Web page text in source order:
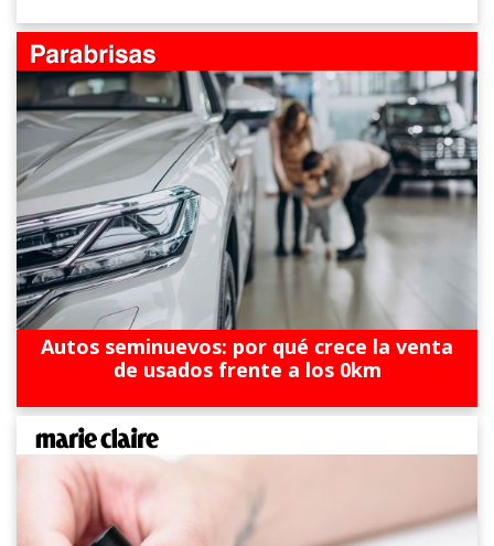
Autos seminuevos: por qué crece la venta
de usados frente a los 0km